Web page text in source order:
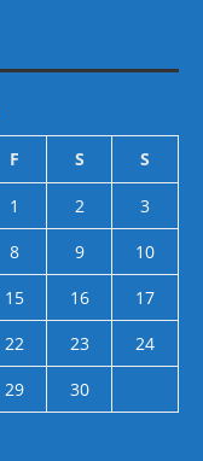
F S S
1 2
3
8 9
10
15 16
17
22 23
24
29
30